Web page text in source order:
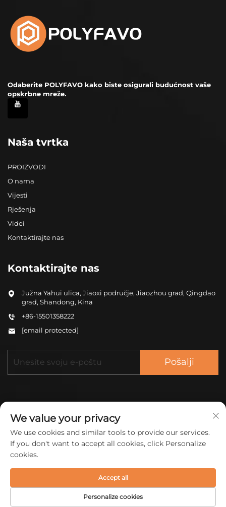
Odaberite POLYFAVO kako biste osigurali budućnost vaše
opskrbne mreže.
Naša tvrtka
PROIZVODI
O nama
Vijesti
Rješenja
Videi
Kontaktirajte nas
Kontaktirajte nas
Južna Yahui ulica, Jiaoxi područje, Jiaozhou grad, Qingdao
grad, Shandong, Kina
+86-15501358222
[email protected]
Pošalji
Autorska prava © 2025 China ZHONGCHENG
(QINGDAO) NOVI MATERIJAL D.O.O. Sva prava
We value your privacy
We use cookies and similar tools to provide our services.
If you don't want to accept all cookies, click Personalize
cookies.
Personalize cookies
Accept all